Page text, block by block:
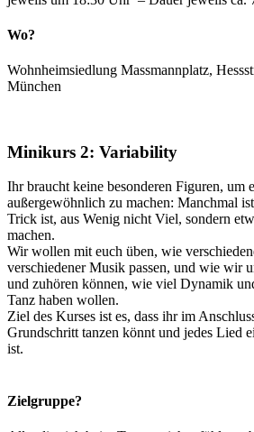
Wo?
Wohnheimsiedlung Massmannplatz,
München
Minikurs 2: Variability
Ihr braucht keine besonderen Figuren, um
außergewöhnlich zu machen: Manchmal
Trick ist, aus Wenig nicht Viel, sondern
machen.
Wir wollen mit euch üben, wie
verschiedener Musik passen, und wie wir
und zuhören können, wie viel Dynamik
Tanz haben wollen.
Ziel des Kurses ist es, dass ihr im
Grundschritt tanzen könnt und jedes Lied
ist.
Zielgruppe?